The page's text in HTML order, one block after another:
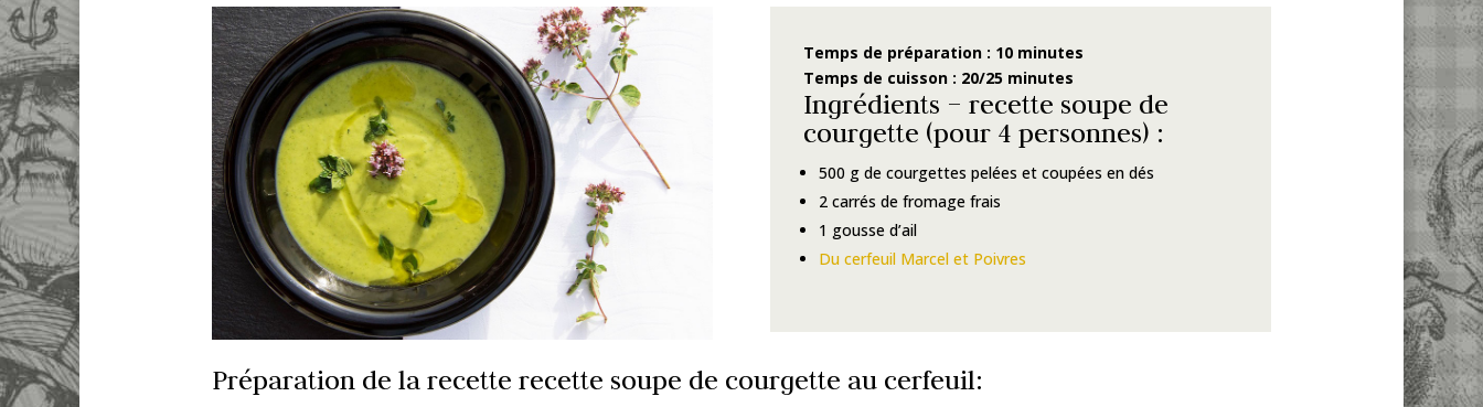
Temps de préparation : 10 minutes
Temps de cuisson : 20/25 minutes
Ingrédients – recette soupe de
courgette (pour 4 personnes) :
500 g de courgettes pelées et coupées en dés
2 carrés de fromage frais
1 gousse d’ail
Du cerfeuil Marcel et Poivres
Préparation de la recette recette soupe de courgette au cerfeuil: